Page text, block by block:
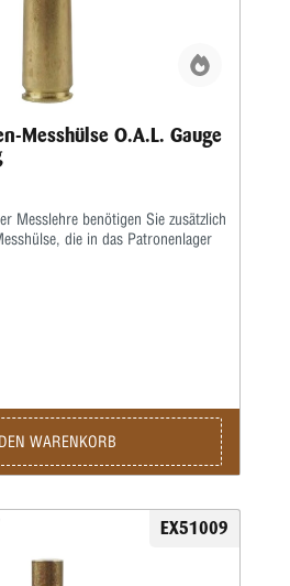
Messhülse O.A.L. Gauge
Messlehre benötigen Sie zusätzlich
die in das Patronenlager
WARENKORB
EX51009